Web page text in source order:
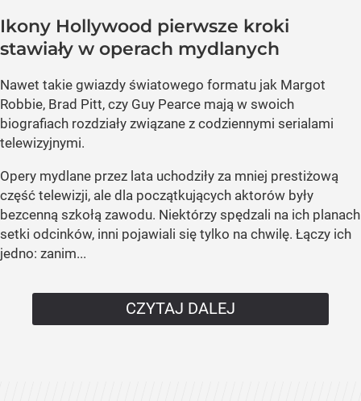
Ikony Hollywood pierwsze kroki
stawiały w operach mydlanych
Nawet takie gwiazdy światowego formatu jak Margot
Robbie, Brad Pitt, czy Guy Pearce mają w swoich
biografiach rozdziały związane z codziennymi serialami
telewizyjnymi.
Opery mydlane przez lata uchodziły za mniej prestiżową
część telewizji, ale dla początkujących aktorów były
bezcenną szkołą zawodu. Niektórzy spędzali na ich planach
setki odcinków, inni pojawiali się tylko na chwilę. Łączy ich
jedno: zanim...
CZYTAJ DALEJ